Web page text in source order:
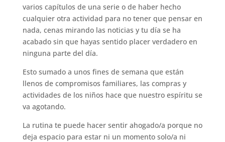
varios capítulos de una serie o de haber hecho
cualquier otra actividad para no tener que pensar en
nada, cenas mirando las noticias y tu día se ha
acabado sin que hayas sentido placer verdadero en
ninguna parte del día.
Esto sumado a unos fines de semana que están
llenos de compromisos familiares, las compras y
actividades de los niños hace que nuestro espíritu se
va agotando.
La rutina te puede hacer sentir ahogado/a porque no
deja espacio para estar ni un momento solo/a ni